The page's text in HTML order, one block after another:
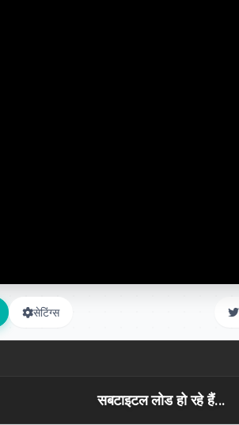
सेटिंग्स
सबटाइटल लोड हो रहे हैं...